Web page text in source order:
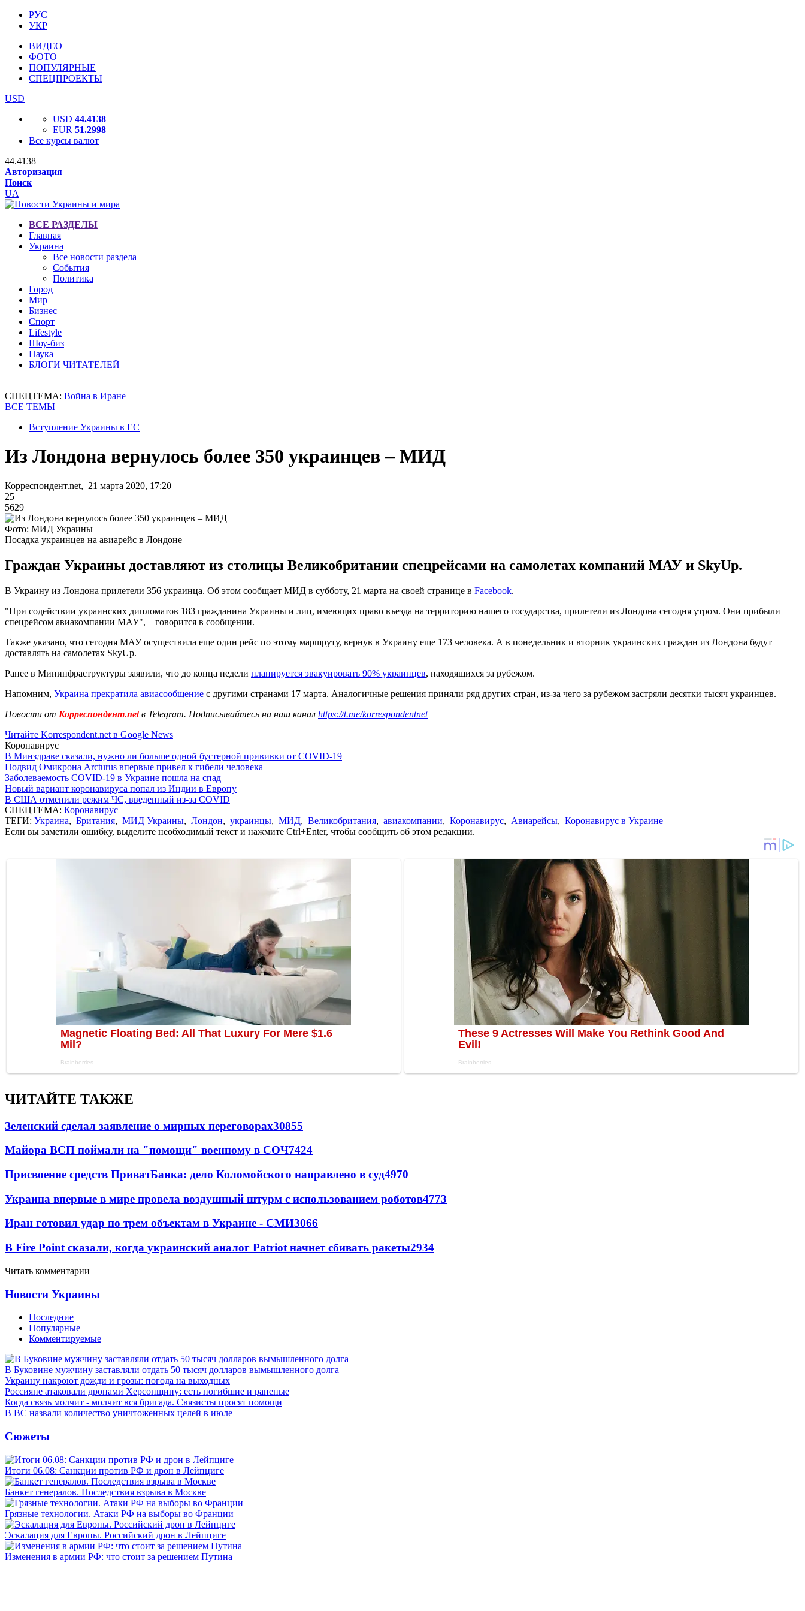
РУС
УКР
ВИДЕО
ФОТО
ПОПУЛЯРНЫЕ
СПЕЦПРОЕКТЫ
USD
USD 44.4138
EUR 51.2998
Все курсы валют
44.4138
Авторизация
Поиск
UA
ВСЕ РАЗДЕЛЫ
Главная
Украина
Все новости раздела
События
Политика
Город
Мир
Бизнес
Спорт
Lifestyle
Шоу-биз
Наука
БЛОГИ ЧИТАТЕЛЕЙ
СПЕЦТЕМА: Война в Иране
ВСЕ ТЕМЫ
Вступление Украины в ЕС
Из Лондона вернулось более 350 украинцев – МИД
Корреспондент.net, 21 марта 2020, 17:20
25
5629
Фото: МИД Украины
Посадка украинцев на авиарейс в Лондоне
Граждан Украины доставляют из столицы Великобритании спецрейсами на самолетах компаний МАУ и SkyUp.
В Украину из Лондона прилетели 356 украинца. Об этом сообщает МИД в субботу, 21 марта на своей странице в Faсebook.
"При содействии украинских дипломатов 183 гражданина Украины и лиц, имеющих право въезда на территорию нашего государства, прилетели из Лондона сегодня утром. Они прибыли
спецрейсом авиакомпании МАУ", – говорится в сообщении.
Также указано, что сегодня МАУ осуществила еще один рейс по этому маршруту, вернув в Украину еще 173 человека. А в понедельник и вторник украинских граждан из Лондона будут
доставлять на самолетах SkyUp.
Ранее в Мининфраструктуры заявили, что до конца недели планируется эвакуировать 90% украинцев, находящихся за рубежом.
Напомним, Украина прекратила авиасообщение с другими странами 17 марта. Аналогичные решения приняли ряд других стран, из-за чего за рубежом застряли десятки тысяч украинцев.
Новости от Корреспондент.netв Telegram. Подписывайтесь на наш канал https://t.me/korrespondentnet
Читайте Korrespondent.net в Google News
Коронавирус
В Минздраве сказали, нужно ли больше одной бустерной прививки от COVID-19
Подвид Омикрона Arcturus впервые привел к гибели человека
Заболеваемость COVID-19 в Украине пошла на спад
Новый вариант коронавируса попал из Индии в Европу
В США отменили режим ЧС, введенный из-за COVID
СПЕЦТЕМА: Коронавирус
ТЕГИ: Украина, Британия, МИД Украины, Лондон, украинцы, МИД, Великобритания, авиакомпании, Коронавирус, Авиарейсы, Коронавирус в Украине
Если вы заметили ошибку, выделите необходимый текст и нажмите Ctrl+Enter, чтобы сообщить об этом редакции.
ЧИТАЙТЕ ТАКЖЕ
Зеленский сделал заявление о мирных переговорах30855
Майора ВСП поймали на "помощи" военному в СОЧ7424
Присвоение средств ПриватБанка: дело Коломойского направлено в суд4970
Украина впервые в мире провела воздушный штурм с использованием роботов4773
Иран готовил удар по трем объектам в Украине - СМИ3066
В Fire Point сказали, когда украинский аналог Patriot начнет сбивать ракеты2934
Читать комментарии
Новости Украины
Последние
Популярные
Комментируемые
В Буковине мужчину заставляли отдать 50 тысяч долларов вымышленного долга
Украину накроют дожди и грозы: погода на выходных
Россияне атаковали дронами Херсонщину: есть погибшие и раненые
Когда связь молчит - молчит вся бригада. Связисты просят помощи
В ВС назвали количество уничтоженных целей в июле
Сюжеты
Итоги 06.08: Санкции против РФ и дрон в Лейпциге
Банкет генералов. Последствия взрыва в Москве
Грязные технологии. Атаки РФ на выборы во Франции
Эскалация для Европы. Российский дрон в Лейпциге
Изменения в армии РФ: что стоит за решением Путина